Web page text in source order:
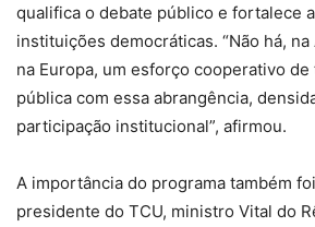
qualifica o debate público e fortalece
instituições democráticas. “Não há,
na Europa, um esforço cooperativo
pública com essa abrangência,
participação institucional”, afirmou.
A importância do programa também
presidente do TCU, ministro Vital do